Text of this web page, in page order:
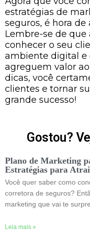
estratégias de
seguros, é hora
Lembre-se de que
conhecer o seu
ambiente digital e
agreguem valor
dicas, você
clientes e tornar
grande sucesso!
Gostou?
Plano de Marketing
Estratégias para
Você quer saber como
corretora de seguros?
marketing que vai te
Leia mais »